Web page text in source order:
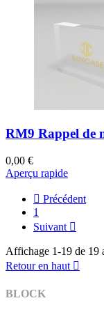
RM9 Rappel de
0,00 €
Aperçu rapide
 Précédent
1
Suivant 
Affichage 1-19 de 19
Retour en haut 
BLOCK